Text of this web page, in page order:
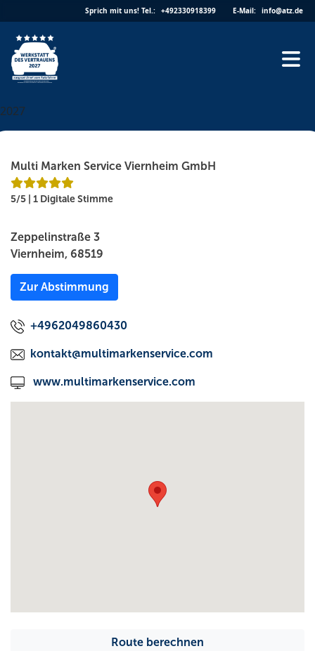
to
content
Sprich mit uns! Tel.: +492330918399 E-Mail: info@atz.de
2027
Multi Marken Service Viernheim GmbH
5/5 | 1 Digitale Stimme
Zeppelinstraße 3
Viernheim, 68519
Zur Abstimmung
+4962049860430
kontakt@multimarkenservice.com
www.multimarkenservice.com
Route berechnen